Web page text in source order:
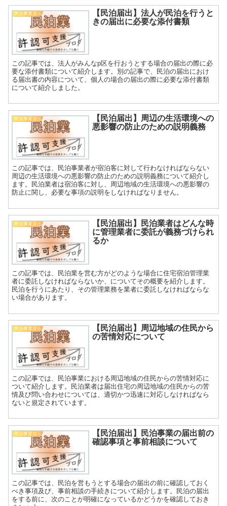
民泊事業届出
【民泊届出】法人が民泊を行うと
きの届出に必要な添付書類
この記事では、法人がみんなp区を行おうとする場合の届出の際に必
要な添付書類について紹介します。別の記事で、民泊の届出におけ
る届出書の内容について、個人の場合の届出の際に必要な添付書類
について紹介しました。
民泊事業届出
【民泊届出】周辺の生活環境への
悪影響の防止のための説明義務
この記事では、民泊事業者が宿泊客に対して行わなければならない
周辺の生活環境への悪影響の防止のための説明義務について紹介し
ます。民泊業者は宿泊客に対し、周辺地域の生活環境への悪影響の
防止に関し、必要な事項の説明をしなければなりません。
民泊事業届出
【民泊届出】民泊業者はどんな時
に管理業者に委託が義務づけられ
るか
この記事では、民泊業を営む方がどのような場合に住宅宿泊管理業
者に委託しなければならないか、についてその概要を紹介します。
民泊を行うにあたり、その管理業務を業者に委託しなければならな
い場合があります。
民泊事業届出
【民泊届出】周辺地域の住民から
の苦情対応について
この記事では、民泊事業における周辺地域の住民からの苦情対応に
ついて紹介します。民泊業者は届出住宅の周辺地域の住民からの苦
情及び問い合わせについては、適切かつ迅速に対応しなければなら
ないと規定されています。
民泊事業届出
【民泊届出】民泊事業の届出前の
確認事項と事前相談について
この記事では、民泊を営もうとする場合の届出の前に確認しておく
べき事項及び、事前相談の手続きについて紹介します。民泊の届出
をする前に、次のことが明確になっているかどうかを確認しておき